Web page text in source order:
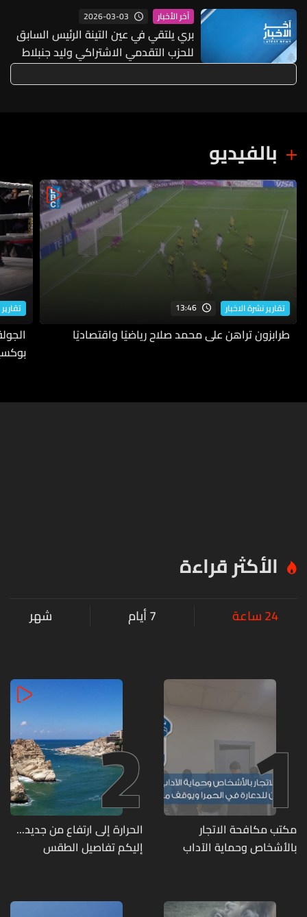
آخر الأخبار 2026-03-03
بري يلتقي في عين التينة الرئيس السابق
للحزب التقدمي الاشتراكي وليد جنبلاط
بحضور الوزير السابق غازي العريضي
بالفيديو
تقارير نشرة الاخبار 13:46
طرابزون تراهن على محمد صلاح رياضيًا واقتصاديًا
الأكثر قراءة
24 ساعة 7 أيام شهر
1
مكتب مكافحة الاتجار
بالأشخاص وحماية الآداب
متورطين
2
الحرارة إلى ارتفاع من جديد...
إليكم تفاصيل الطقس